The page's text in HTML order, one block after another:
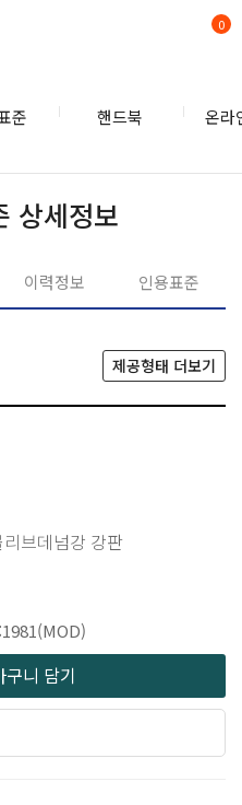
준 핸드북 온라
0
상세정보
이력정보 인용표준
제공형태 더보기
브데넘강 강판
구니 담기